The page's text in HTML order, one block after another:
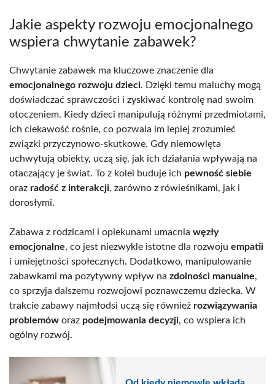
Jakie aspekty rozwoju emocjonalnego
wspiera chwytanie zabawek?
Chwytanie zabawek ma kluczowe znaczenie dla
emocjonalnego rozwoju dzieci. Dzięki temu maluchy mogą
doświadczać sprawczości i zyskiwać kontrolę nad swoim
otoczeniem. Kiedy dzieci manipulują różnymi przedmiotami,
ich ciekawość rośnie, co pozwala im lepiej zrozumieć
związki przyczynowo-skutkowe. Gdy niemowlęta
uchwytują obiekty, uczą się, jak ich działania wpływają na
otaczający je świat. To z kolei buduje ich pewność siebie
oraz radość z interakcji, zarówno z rówieśnikami, jak i
dorosłymi.
Zabawa z rodzicami i opiekunami umacnia węzły
emocjonalne, co jest niezwykle istotne dla rozwoju empatii
i umiejętności społecznych. Dodatkowo, manipulowanie
zabawkami ma pozytywny wpływ na zdolności manualne,
co sprzyja dalszemu rozwojowi poznawczemu dziecka. W
trakcie zabawy najmłodsi uczą się również rozwiązywania
problemów oraz podejmowania decyzji, co wspiera ich
ogólny rozwój.